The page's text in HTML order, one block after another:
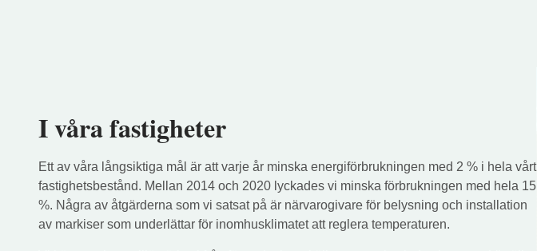
I våra fastigheter
Ett av våra långsiktiga mål är att varje år minska energiförbrukningen med 2 % i hela vårt
fastighetsbestånd. Mellan 2014 och 2020 lyckades vi minska förbrukningen med hela 15
%. Några av åtgärderna som vi satsat på är närvarogivare för belysning och installation
av markiser som underlättar för inomhusklimatet att reglera temperaturen.